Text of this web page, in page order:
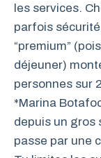
les services.
parfois
“premium”
déjeuner)
personnes sur
*Marina
depuis un gros
passe par une